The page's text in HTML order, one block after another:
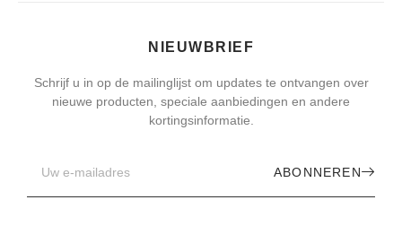
NIEUWBRIEF
Schrijf u in op de mailinglijst om updates te ontvangen over
nieuwe producten, speciale aanbiedingen en andere
kortingsinformatie.
ABONNEREN